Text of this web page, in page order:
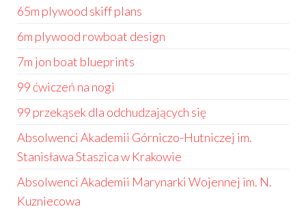
65m plywood skiff plans
6m plywood rowboat design
7m jon boat blueprints
99 ćwiczeń na nogi
99 przekąsek dla odchudzających się
Absolwenci Akademii Górniczo-Hutniczej im.
Stanisława Staszica w Krakowie
Absolwenci Akademii Marynarki Wojennej im. N.
Kuzniecowa